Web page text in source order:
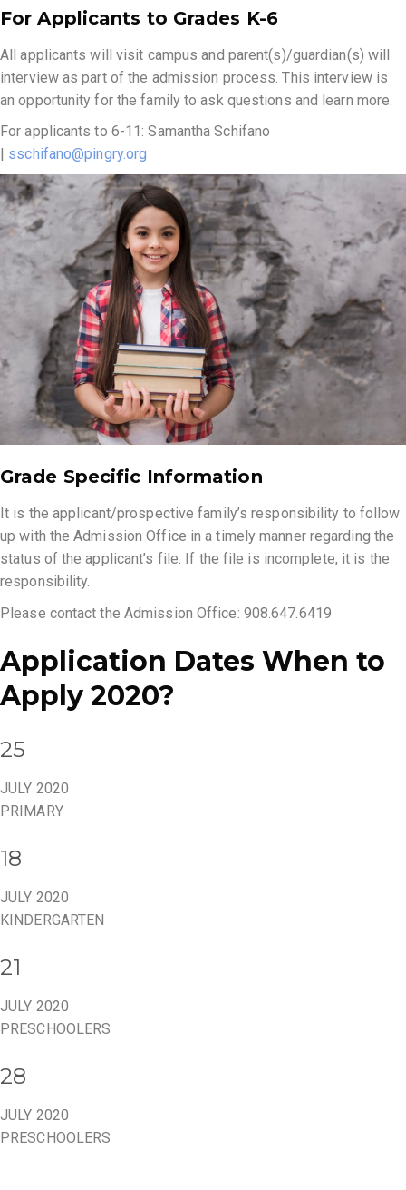
For Applicants to Grades K-6
All applicants will visit campus and parent(s)/guardian(s) will
interview as part of the admission process. This interview is
an opportunity for the family to ask questions and learn more.
For applicants to 6-11: Samantha Schifano
sschifano@pingry.org
Grade Specific Information
It is the applicant/prospective family’s responsibility to follow
up with the Admission Office in a timely manner regarding the
status of the applicant’s file. If the file is incomplete, it is the
responsibility.
Please contact the Admission Office: 908.647.6419
Application Dates When to
Apply 2020?
25
JULY 2020
PRIMARY
18
JULY 2020
KINDERGARTEN
21
JULY 2020
PRESCHOOLERS
28
JULY 2020
PRESCHOOLERS